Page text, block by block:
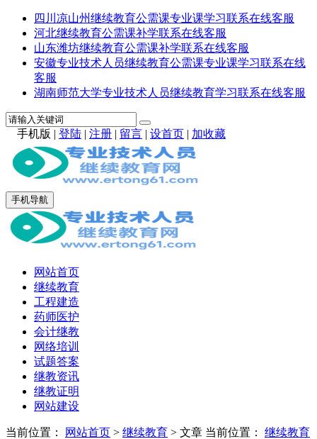
四川凉山州继续教育公需课专业课学习联系在线客服
河北继续教育公需课补学联系在线客服
山东潍坊继续教育公需课补学联系在线客服
安徽专业技术人员继续教育公需课专业课学习联系在线
客服
湖南师范大学专业技术人员继续教育学习联系在线客服
手机版 | 登陆 | 注册 | 留言 | 设首页 | 加收藏
手机导航
网站首页
继续教育
工程建造
药师医护
会计继教
网络培训
试题答案
继教资讯
继教证明
网站建设
当前位置： 网站首页 > 继续教育 > 文章 当前位置： 继续教育